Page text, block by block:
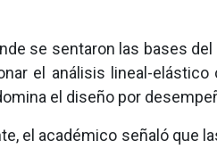
se sentaron las bases
el análisis lineal-
el diseño por
el académico señaló que